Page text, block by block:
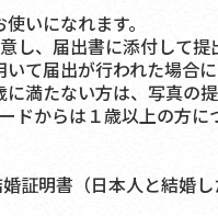
になれます。
し、届出書に添付して提
届出が行われた場合に
たない方は、写真の提
からは１歳以上の方に
書（日本人と結婚した